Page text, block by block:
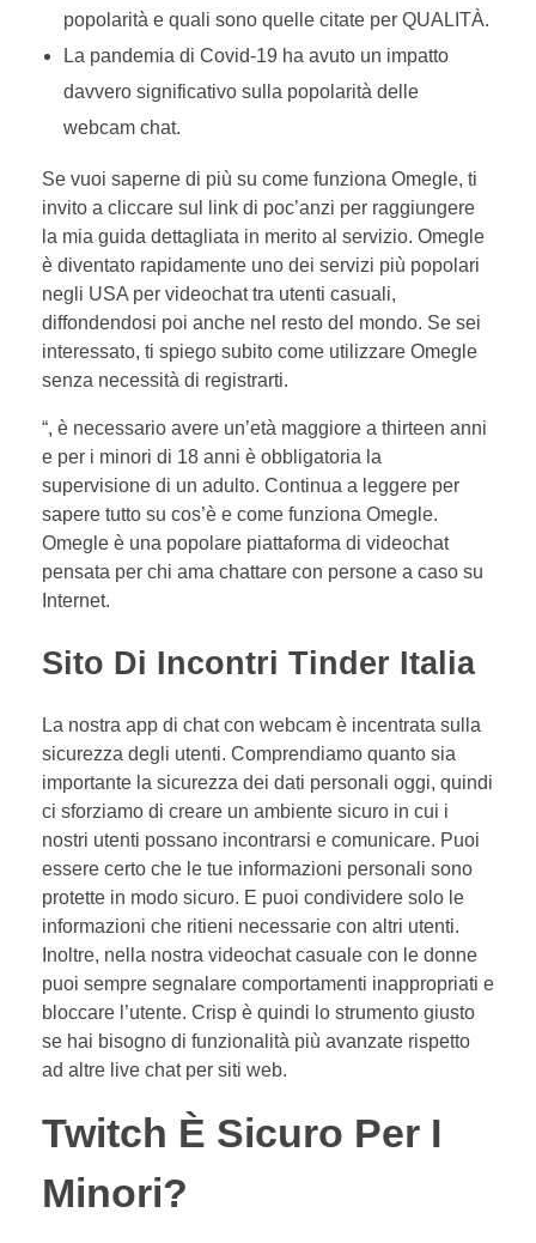
popolarità e quali sono quelle citate per QUALITÀ.
La pandemia di Covid-19 ha avuto un impatto
davvero significativo sulla popolarità delle
webcam chat.
Se vuoi saperne di più su come funziona Omegle, ti
invito a cliccare sul link di poc’anzi per raggiungere
la mia guida dettagliata in merito al servizio. Omegle
è diventato rapidamente uno dei servizi più popolari
negli USA per videochat tra utenti casuali,
diffondendosi poi anche nel resto del mondo. Se sei
interessato, ti spiego subito come utilizzare Omegle
senza necessità di registrarti.
“, è necessario avere un’età maggiore a thirteen anni
e per i minori di 18 anni è obbligatoria la
supervisione di un adulto. Continua a leggere per
sapere tutto su cos’è e come funziona Omegle.
Omegle è una popolare piattaforma di videochat
pensata per chi ama chattare con persone a caso su
Internet.
Sito Di Incontri Tinder Italia
La nostra app di chat con webcam è incentrata sulla
sicurezza degli utenti. Comprendiamo quanto sia
importante la sicurezza dei dati personali oggi, quindi
ci sforziamo di creare un ambiente sicuro in cui i
nostri utenti possano incontrarsi e comunicare. Puoi
essere certo che le tue informazioni personali sono
protette in modo sicuro. E puoi condividere solo le
informazioni che ritieni necessarie con altri utenti.
Inoltre, nella nostra videochat casuale con le donne
puoi sempre segnalare comportamenti inappropriati e
bloccare l’utente. Crisp è quindi lo strumento giusto
se hai bisogno di funzionalità più avanzate rispetto
ad altre live chat per siti web.
Twitch È Sicuro Per I
Minori?